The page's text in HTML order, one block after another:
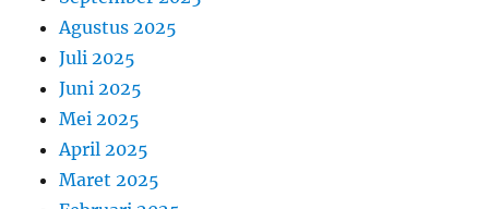
Agustus 2025
Juli 2025
Juni 2025
Mei 2025
April 2025
Maret 2025